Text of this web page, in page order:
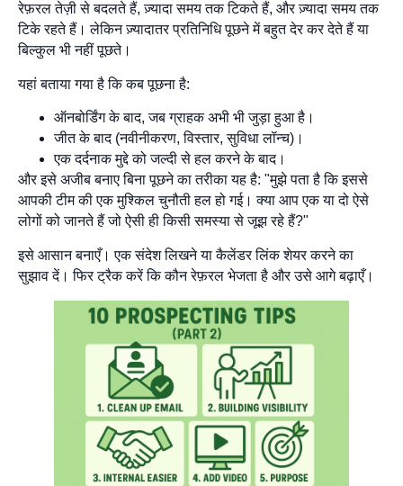
रेफ़रल तेज़ी से बदलते हैं, ज़्यादा समय तक टिकते हैं, और ज़्यादा समय तक
टिके रहते हैं। लेकिन ज़्यादातर प्रतिनिधि पूछने में बहुत देर कर देते हैं या
बिल्कुल भी नहीं पूछते।
यहां बताया गया है कि कब पूछना है:
ऑनबोर्डिंग के बाद, जब ग्राहक अभी भी जुड़ा हुआ है।
जीत के बाद (नवीनीकरण, विस्तार, सुविधा लॉन्च)।
एक दर्दनाक मुद्दे को जल्दी से हल करने के बाद।
और इसे अजीब बनाए बिना पूछने का तरीका यह है: "मुझे पता है कि इससे
आपकी टीम की एक मुश्किल चुनौती हल हो गई। क्या आप एक या दो ऐसे
लोगों को जानते हैं जो ऐसी ही किसी समस्या से जूझ रहे हैं?"
इसे आसान बनाएँ। एक संदेश लिखने या कैलेंडर लिंक शेयर करने का
सुझाव दें। फिर ट्रैक करें कि कौन रेफ़रल भेजता है और उसे आगे बढ़ाएँ।